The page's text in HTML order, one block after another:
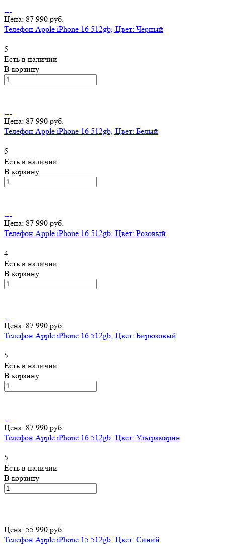
Цена: 87 990 руб.
Телефон Apple iPhone 16 512gb, Цвет: Черный
5
Есть в наличии
В корзину
Цена: 87 990 руб.
Телефон Apple iPhone 16 512gb, Цвет: Белый
5
Есть в наличии
В корзину
Цена: 87 990 руб.
Телефон Apple iPhone 16 512gb, Цвет: Розовый
4
Есть в наличии
В корзину
Цена: 87 990 руб.
Телефон Apple iPhone 16 512gb, Цвет: Бирюзовый
5
Есть в наличии
В корзину
Цена: 87 990 руб.
Телефон Apple iPhone 16 512gb, Цвет: Ультрамарин
5
Есть в наличии
В корзину
Цена: 55 990 руб.
Телефон Apple iPhone 15 512gb, Цвет: Синий